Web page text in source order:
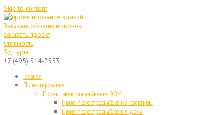
Skip to content
Заказать обратный звонок
заказать проект
Стоимость
3д туры
+7 (495) 514-7553
Главная
Проектирование
Проект электроснабжения ЭОМ
Проект электроснабжения квартиры
Проект электроснабжения дома